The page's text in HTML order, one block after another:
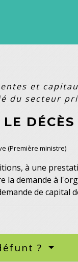
et
du secteur
(Première ministre)
à une
la demande à
de capital
?